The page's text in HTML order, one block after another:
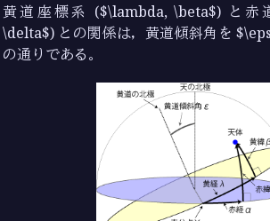
黄道座標系 ($\lambda, \beta$) と赤
\delta$) との関係は，黄道傾斜角を
の通りである。